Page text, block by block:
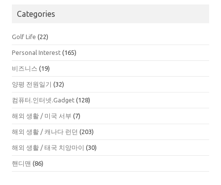
Categories
Golf Life (22)
Personal Interest (165)
비즈니스 (19)
양평 전원일기 (32)
컴퓨터.인터넷.Gadget (128)
해외 생활 / 미국 서부 (7)
해외 생활 / 캐나다 런던 (203)
해외 생활 / 태국 치앙마이 (30)
핸디맨 (86)